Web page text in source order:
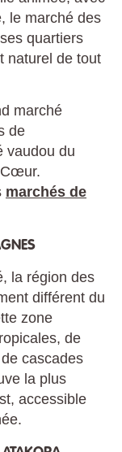
le marché des
quartiers
naturel de tout
marché
de
vaudou du
Cœur.
marchés de
la région des
différent du
zone
de
cascades
la plus
accessible